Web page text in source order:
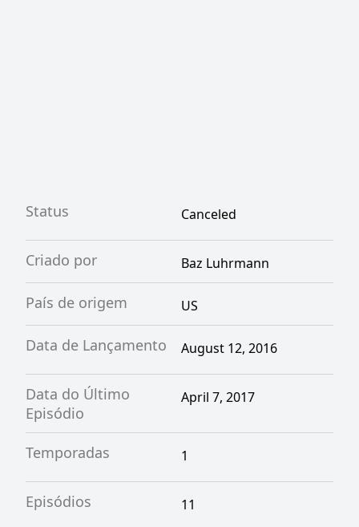
Status Canceled
Criado por Baz Luhrmann
País de origem US
Data de Lançamento August 12, 2016
Data do Último
Episódio
April 7, 2017
Temporadas 1
Episódios 11